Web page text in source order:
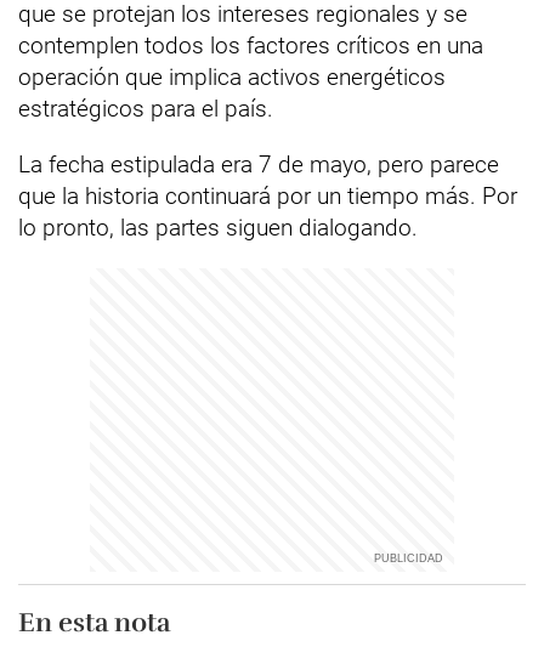
que se protejan los intereses regionales y se
contemplen todos los factores críticos en una
operación que implica activos energéticos
estratégicos para el país.
La fecha estipulada era 7 de mayo, pero parece
que la historia continuará por un tiempo más. Por
lo pronto, las partes siguen dialogando.
En esta nota